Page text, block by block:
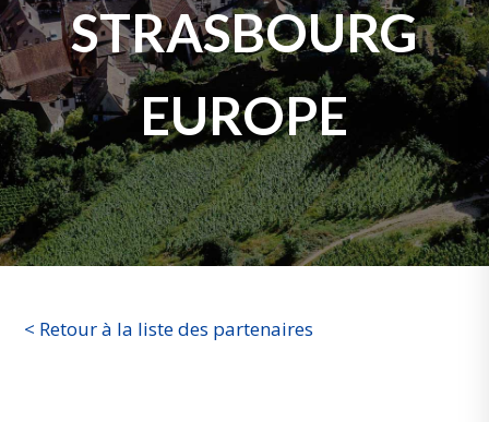
STRASBOURG
EUROPE
< Retour à la liste des partenaires